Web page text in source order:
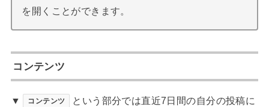
を開くことができます。
コンテンツ
▼ コンテンツ
という部分では直近7日間の自分の投稿に